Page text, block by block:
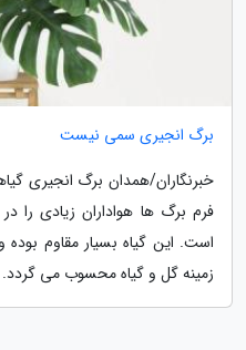
برگ انجیری سمی نیست
خبرنگاران/همدان برگ انجیری
فرم برگ ها هواداران زیادی را
است. این گیاه بسیار مقاوم بوده
زمینه گل و گیاه محسوب می گردد.